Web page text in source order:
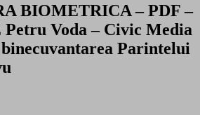
BIOMETRICA – PDF –
Voda – Civic Media
Parintelui